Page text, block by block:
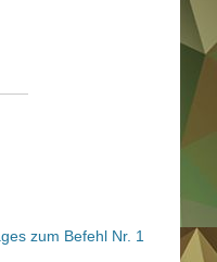
zum Befehl Nr. 1